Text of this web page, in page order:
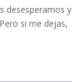
desesperamos y
si me dejas,